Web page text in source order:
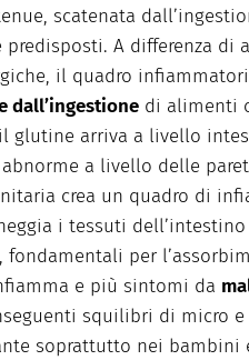
scatenata
predisposti. A differenza di
il quadro
dall’ingestione di alimenti
glutine arriva a livello
a livello delle
crea un quadro di
i tessuti
per
e più sintomi da
squilibri di micro
soprattutto nei bambini